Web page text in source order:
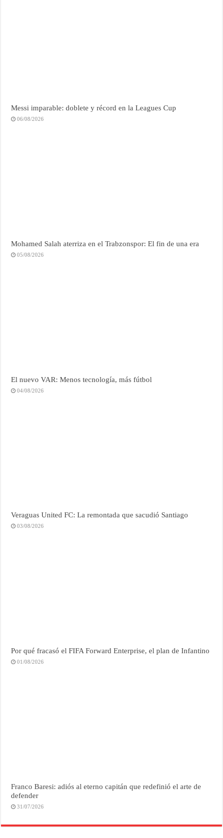
Messi imparable: doblete y récord en la Leagues Cup
06/08/2026
Mohamed Salah aterriza en el Trabzonspor: El fin de una era
05/08/2026
El nuevo VAR: Menos tecnología, más fútbol
04/08/2026
Veraguas United FC: La remontada que sacudió Santiago
03/08/2026
Por qué fracasó el FIFA Forward Enterprise, el plan de Infantino
01/08/2026
Franco Baresi: adiós al eterno capitán que redefinió el arte de
defender
31/07/2026